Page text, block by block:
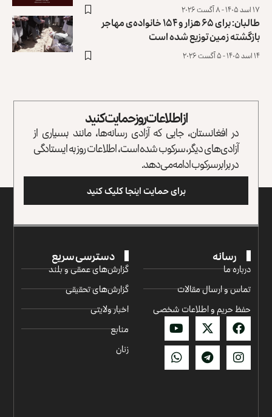
۱۷ اسد ۱۴۰۵ - ۸ آگست ۲۰۲۶
طالبان: برای ۶۵ هزار و ۱۵۴ خانواده‌ی مهاجر
بازگشته زمین توزیع ‏شده است
۱۴ اسد ۱۴۰۵ - ۵ آگست ۲۰۲۶
از اطلاعات روز حمایت کنید
در افغانستان، جایی که آزادی رسانه‌ها، مانند بسیاری از
آزادی‌های دیگر، سرکوب شده است، اطلاعات روز به ایستادگی
در برابر سرکوب ادامه می‌دهد.
برای حمایت اینجا کلیک کنید
رسانه
درباره ما
تماس و ارسال مقالات
حفظ حریم و اطلاعات شخصی
دسترسی سریع
گزارش‌‌های عمقی و بلند
گزارش‌های تحقیقی
اخبار ولایتی
منابع
زنان